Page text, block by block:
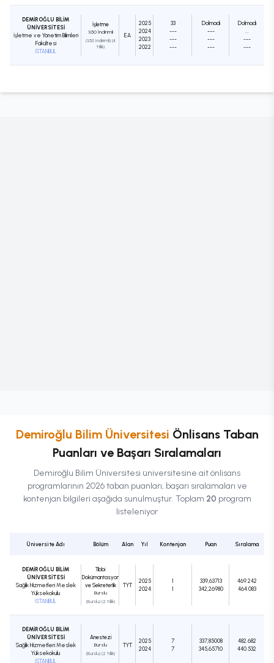
DEMİROĞLU BİLİM
ÜNİVERSİTESİ
İşletme ve Yönetim Bilimleri
Fakültesi
İSTANBUL
İşletme
%50 İndirimli
(%50 İndirimli) (4
Yıllık)
EA
2025
2024
2023
2022
33
---
---
---
Dolmadı
---
---
---
Dolmadı
---
---
Demiroğlu Bilim Üniversitesi ÖnlisansTaban
Puanları ve Başarı Sıralamaları
Demiroğlu Bilim Üniversitesi üniversitesine aitönlisans
programlarının 2026 taban puanları, başarı sıralamaları ve
kontenjan bilgileri aşağıda sunulmuştur. Toplam 20 program
listeleniyor
Üniversite Adı Bölüm Alan Yıl Kontenjan Puan Sıralama
DEMİROĞLU BİLİM
ÜNİVERSİTESİ
Sağlık Hizmetleri Meslek
Yüksekokulu
İSTANBUL
Tıbbi
Dokümantasyon
ve Sekreterlik
Burslu
(Burslu) (2 Yıllık)
TYT
2025
2024
1
1
339,63713
342,26980
469.242
464.083
DEMİROĞLU BİLİM
ÜNİVERSİTESİ
Sağlık Hizmetleri Meslek
Yüksekokulu
İSTANBUL
Anestezi
Burslu
(Burslu) (2 Yıllık)
TYT
2025
2024
7
7
337,85008
345,65710
482.682
440.532